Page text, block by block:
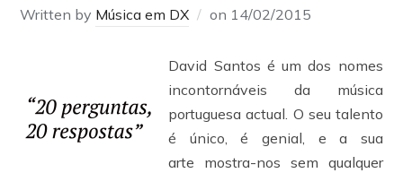
Written by Música em DX on 14/02/2015
David Santos é um dos nomes
incontornáveis da música
portuguesa actual. O seu talento
é único, é genial, e a sua
arte mostra-nos sem qualquer